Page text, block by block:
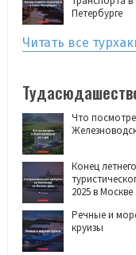
Петербурге
Читать все
Что
Конец летнего
2025 в Москве
Речные и
круизы